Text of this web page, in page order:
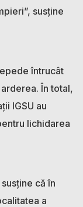
susține
întrucât
În total,
IGSU au
lichidarea
că în
a